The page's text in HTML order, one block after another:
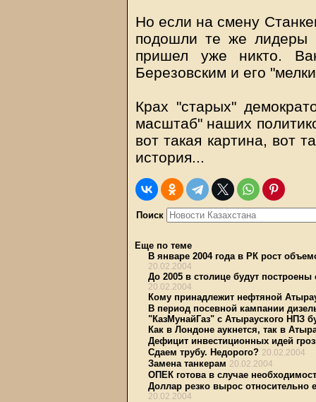
Но если на смену
подошли те же
пришел уже никто.
Березовским и его
Крах "старых"
масштаб" наших
вот такая картина, вот
история...
Поиск
Еще по теме
В январе 2004 года в РК рост
20.02.2004
До 2005 в столице будут
20.02.2004
Кому принадлежит нефтяной
В период посевной кампании
"КазМунайГаз" с Атырауского НПЗ
Как в Лондоне аукнется, так в
Дефицит инвестиционных идей
Сдаем трубу. Недорого? 20.02.2004
Замена танкерам 20.02.2004
ОПЕК готова в случае
Доллар резко вырос относительно
20.02.2004